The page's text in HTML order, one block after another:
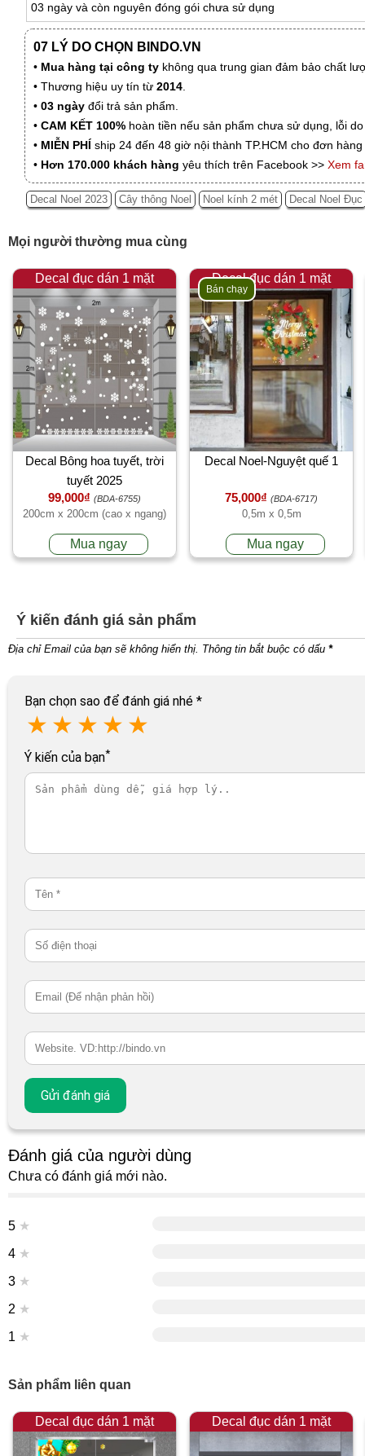
03 ngày và còn nguyên đóng gói chưa sử dụng
07 LÝ DO CHỌN BINDO.VN
• Mua hàng tại công ty không qua trung gian đảm bảo chất
• Thương hiệu uy tín từ 2014.
• 03 ngày đổi trả sản phẩm.
• CAM KẾT 100% hoàn tiền nếu sản phẩm chưa sử dụng, lỗi
• MIỄN PHÍ ship 24 đến 48 giờ nội thành TP.HCM cho đơn
• Hơn 170.000 khách hàng yêu thích trên Facebook >> Xem
Decal Noel 2023 Cây thông Noel Noel kính 2 mét Decal Noel Đục
Mọi người thường mua cùng
Decal đục dán 1 mặt
Decal Bông hoa tuyết, trời
tuyết 2025
99,000₫ (BDA-6755)
200cm x 200cm (cao x ngang)
Mua ngay
Decal đục dán 1 mặt
Bán chạy
Decal Noel-Nguyệt quế 1
75,000₫ (BDA-6717)
0,5m x 0,5m
Mua ngay
Ý kiến đánh giá sản phẩm
Địa chỉ Email của bạn sẽ không hiển thị. Thông tin bắt buộc có dấu *
Bạn chọn sao để đánh giá nhé *
★ ★ ★ ★ ★
Ý kiến của bạn*
Đánh giá của người dùng
Chưa có đánh giá mới nào.
5 ★
4 ★
3 ★
2 ★
1 ★
Sản phẩm liên quan
Decal đục dán 1 mặt Decal đục dán 1 mặt